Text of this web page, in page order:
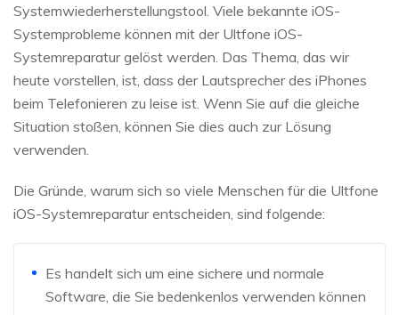
Systemwiederherstellungstool. Viele bekannte iOS-
Systemprobleme können mit der Ultfone iOS-
Systemreparatur gelöst werden. Das Thema, das wir
heute vorstellen, ist, dass der Lautsprecher des iPhones
beim Telefonieren zu leise ist. Wenn Sie auf die gleiche
Situation stoßen, können Sie dies auch zur Lösung
verwenden.
Die Gründe, warum sich so viele Menschen für die Ultfone
iOS-Systemreparatur entscheiden, sind folgende:
Es handelt sich um eine sichere und normale
Software, die Sie bedenkenlos verwenden können